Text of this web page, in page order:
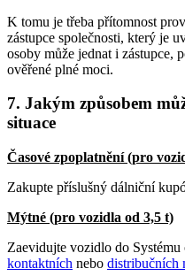
K tomu je třeba přítomnost
zástupce společnosti, který je
osoby může jednat i zástupce,
ověřené plné moci.
7. Jakým způsobem
situace
Časové zpoplatnění (pro
Zakupte příslušný dálniční
Mýtné (pro vozidla od 3,5 t)
Zaevidujte vozidlo do
kontaktních nebo distribučních